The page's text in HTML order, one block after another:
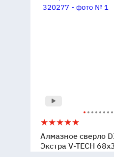
Алмазное
сверло
DIAM
5
Алмазное сверло
Экстра V-TECH